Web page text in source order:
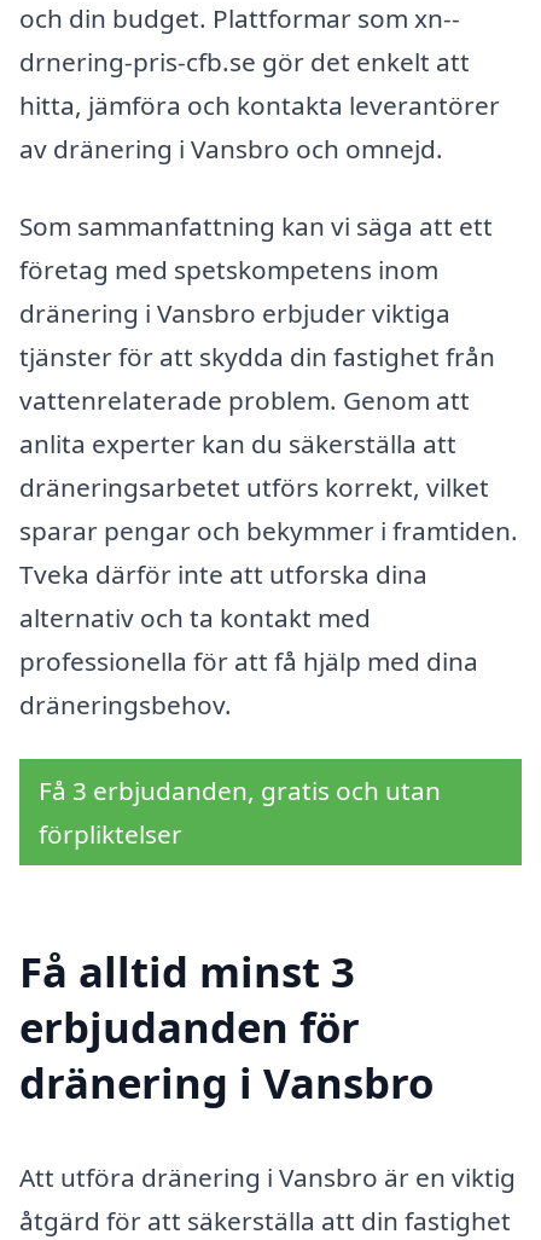
och din budget. Plattformar som xn--
drnering-pris-cfb.se gör det enkelt att
hitta, jämföra och kontakta leverantörer
av dränering i Vansbro och omnejd.
Som sammanfattning kan vi säga att ett
företag med spetskompetens inom
dränering i Vansbro erbjuder viktiga
tjänster för att skydda din fastighet från
vattenrelaterade problem. Genom att
anlita experter kan du säkerställa att
dräneringsarbetet utförs korrekt, vilket
sparar pengar och bekymmer i framtiden.
Tveka därför inte att utforska dina
alternativ och ta kontakt med
professionella för att få hjälp med dina
dräneringsbehov.
Få 3 erbjudanden, gratis och utan
förpliktelser
Få alltid minst 3
erbjudanden för
dränering i Vansbro
Att utföra dränering i Vansbro är en viktig
åtgärd för att säkerställa att din fastighet